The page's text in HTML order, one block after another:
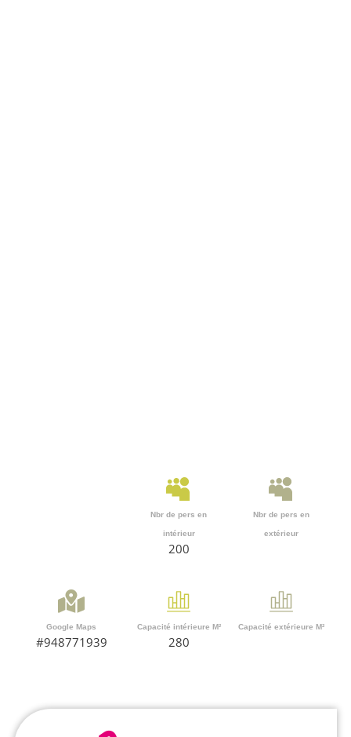
Nbr de pers en
intérieur
200
Nbr de pers en
extérieur
Google Maps
#948771939
Capacité intérieure M²
280
Capacité extérieure M²